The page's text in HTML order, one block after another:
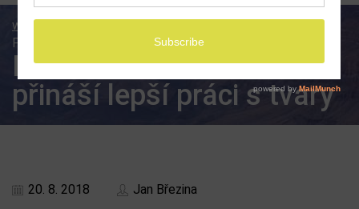
www.ilumio.cz
Pixelmator
Pro 1.1.3 přináší lepší práci s tvary
Pixelmator Pro 1.1.3
přináší lepší práci s tvary
20. 8. 2018 Jan Březina